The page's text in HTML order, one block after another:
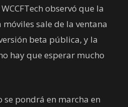
observó que la
sale de la ventana
beta pública, y la
hay que esperar mucho
se pondrá en marcha en